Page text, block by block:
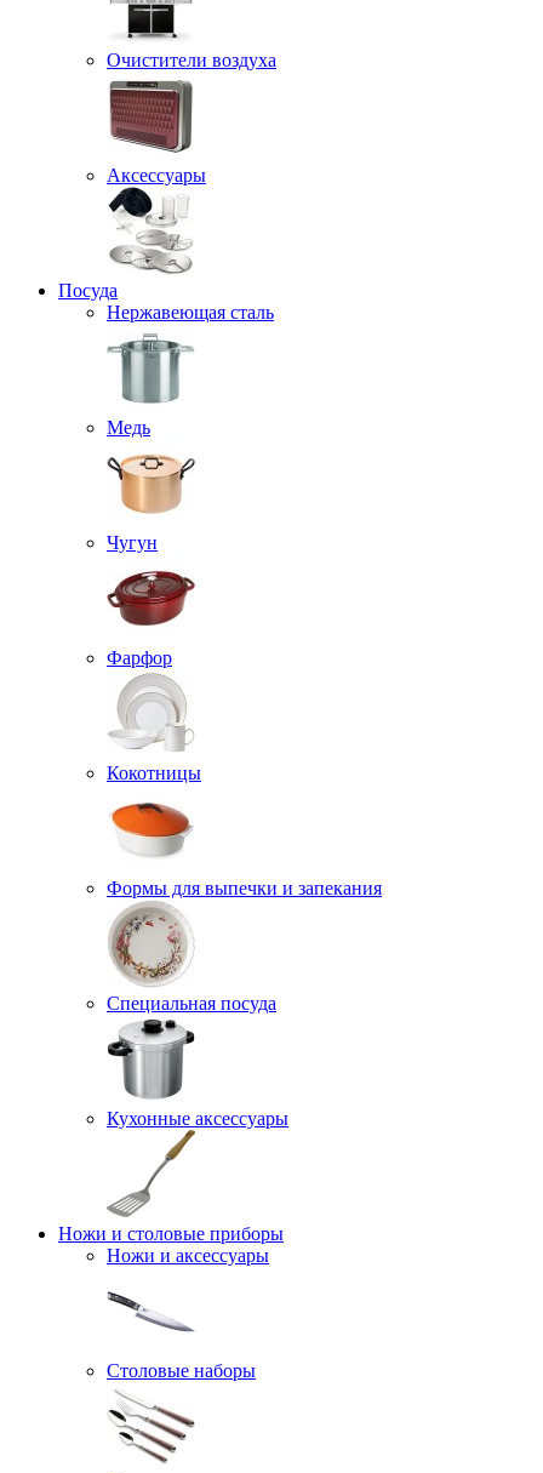
Очистители воздуха
Аксессуары
Посуда
Нержавеющая сталь
Медь
Чугун
Фарфор
Кокотницы
Формы для выпечки и запекания
Специальная посуда
Кухонные аксессуары
Ножи и столовые приборы
Ножи и аксессуары
Столовые наборы